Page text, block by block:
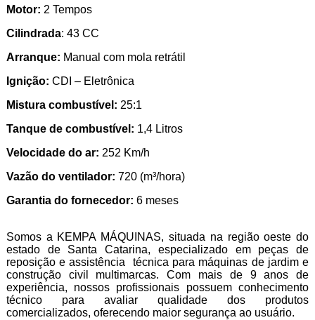
Motor: 2 Tempos
Cilindrada: 43 CC
Arranque: Manual com mola retrátil
Ignição: CDI – Eletrônica
Mistura combustível: 25:1
Tanque de combustível: 1,4 Litros
Velocidade do ar: 252 Km/h
Vazão do ventilador: 720 (m³/hora)
Garantia do fornecedor: 6 meses
Somos a KEMPA MÁQUINAS, situada na região oeste do
estado de Santa Catarina, especializado em peças de
reposição e assistência técnica para máquinas de jardim e
construção civil multimarcas. Com mais de 9 anos de
experiência, nossos profissionais possuem conhecimento
técnico para avaliar qualidade dos produtos
comercializados, oferecendo maior segurança ao usuário.